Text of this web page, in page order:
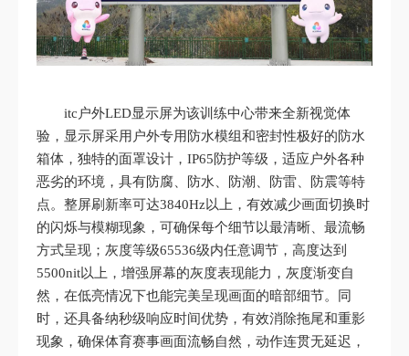
itc户外LED显示屏为该训练中心带来全新视觉体
验，显示屏采用户外专用防水模组和密封性极好的防水
箱体，独特的面罩设计，IP65防护等级，适应户外各种
恶劣的环境，具有防腐、防水、防潮、防雷、防震等特
点。整屏刷新率可达3840Hz以上，有效减少画面切换时
的闪烁与模糊现象，可确保每个细节以最清晰、最流畅
方式呈现；灰度等级65536级内任意调节，高度达到
5500nit以上，增强屏幕的灰度表现能力，灰度渐变自
然，在低亮情况下也能完美呈现画面的暗部细节。同
时，还具备纳秒级响应时间优势，有效消除拖尾和重影
现象，确保体育赛事画面流畅自然，动作连贯无延迟，